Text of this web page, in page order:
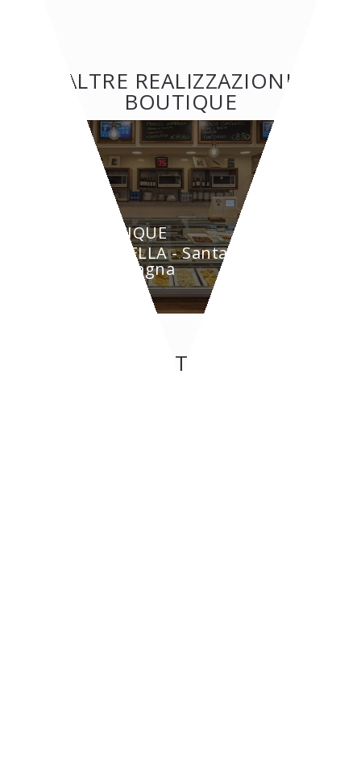
ALTRE REALIZZAZIONI:
BOUTIQUE
BOUTIQUE
GRAZIELLA - Santarcangelo
di Romagna
CONTATTI